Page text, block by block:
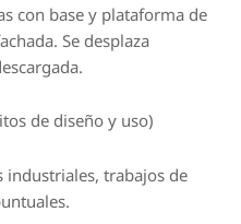
con base y plataforma de
Se desplaza
de diseño y uso)
industriales, trabajos de